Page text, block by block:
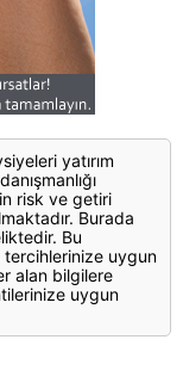
yatırım
risk ve getiri
Burada
Bu
uygun
alan bilgilere
uygun